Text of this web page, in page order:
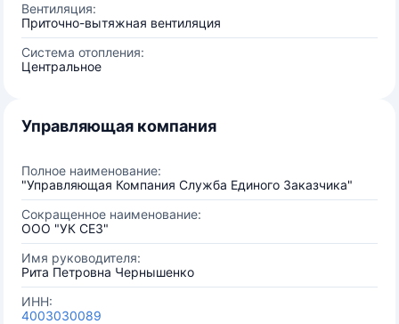
Вентиляция:
Приточно-вытяжная вентиляция
Система отопления:
Центральное
Управляющая компания
Полное наименование:
"Управляющая Компания Служба Единого Заказчика"
Сокращенное наименование:
ООО "УК СЕЗ"
Имя руководителя:
Рита Петровна Чернышенко
ИНН:
4003030089